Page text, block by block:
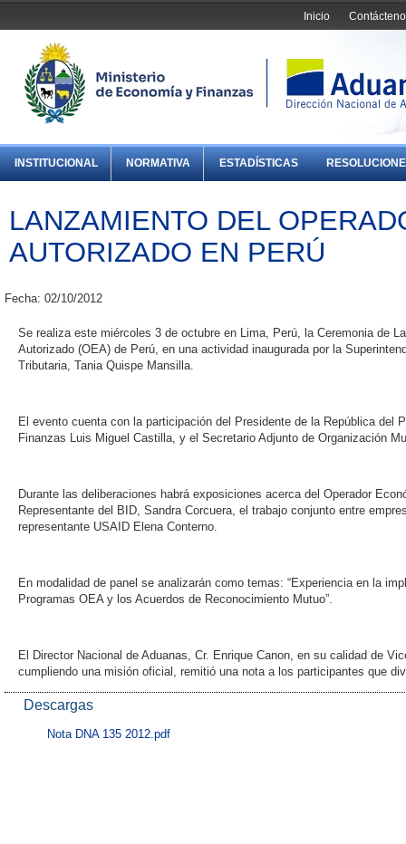
Inicio
INSTITUCIONAL NORMATIVA ESTADÍSTICAS
LANZAMIENTO DEL
AUTORIZADO EN PERÚ
Fecha: 02/10/2012
Se realiza este miércoles 3 de octubre en Lima, Perú, la Ceremonia de
Autorizado (OEA) de Perú, en una actividad inaugurada por la
Tributaria, Tania Quispe Mansilla.
El evento cuenta con la participación del Presidente de la República del
Finanzas Luis Miguel Castilla, y el Secretario Adjunto de Organización
Durante las deliberaciones habrá exposiciones acerca del Operador
Representante del BID, Sandra Corcuera, el trabajo conjunto entre
representante USAID Elena Conterno.
En modalidad de panel se analizarán como temas: “Experiencia en la
Programas OEA y los Acuerdos de Reconocimiento Mutuo”.
El Director Nacional de Aduanas, Cr. Enrique Canon, en su calidad de
cumpliendo una misión oficial, remitió una nota a los participantes que
Descargas
Nota DNA 135 2012.pdf